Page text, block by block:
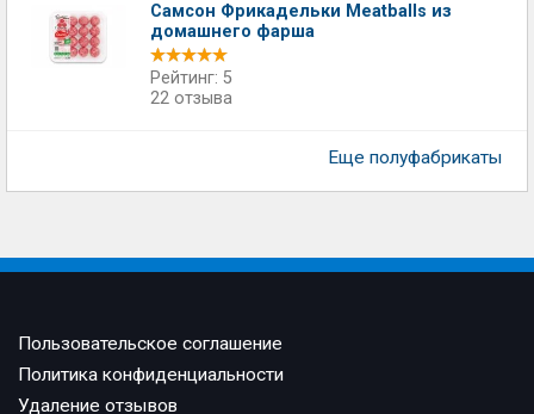
Самсон Фрикадельки Meatballs из
домашнего фарша
Рейтинг: 5
22 отзыва
Еще полуфабрикаты
Пользовательское соглашение
Политика конфиденциальности
Удаление отзывов